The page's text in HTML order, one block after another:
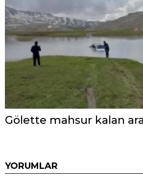
Gölette mahsur kalan
YORUMLAR